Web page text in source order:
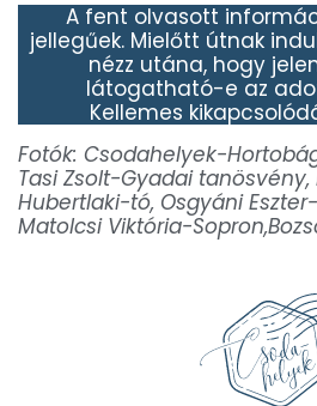
A fent olvasott
jellegűek. Mielőtt útnak
nézz utána, hogy
látogatható-e az
Kellemes
Fotók: Csodahelyek-
Tasi Zsolt-Gyadai
Hubertlaki-tó, Osgyáni
Matolcsi Viktória-